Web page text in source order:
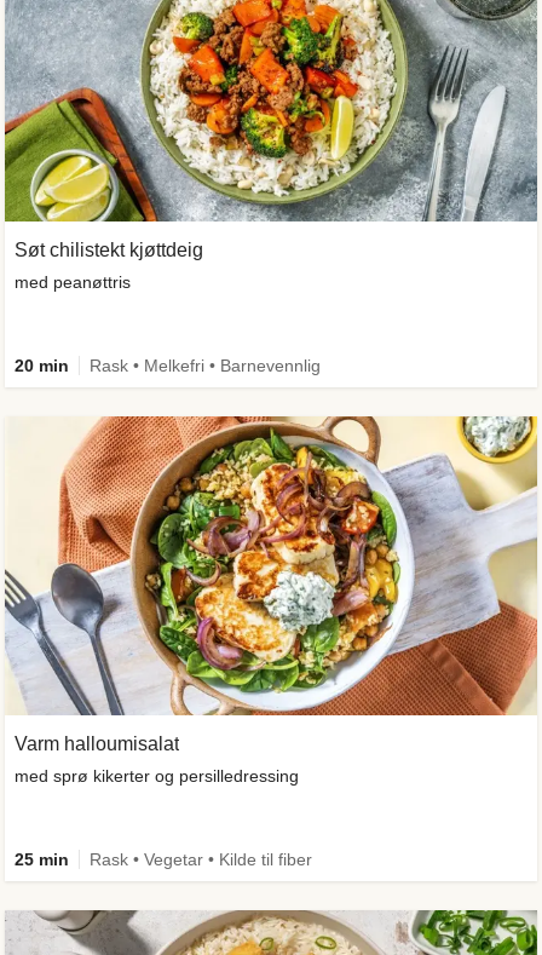
Søt chilistekt kjøttdeig
med peanøttris
20 min Rask • Melkefri • Barnevennlig
Varm halloumisalat
med sprø kikerter og persilledressing
25 min Rask • Vegetar • Kilde til fiber